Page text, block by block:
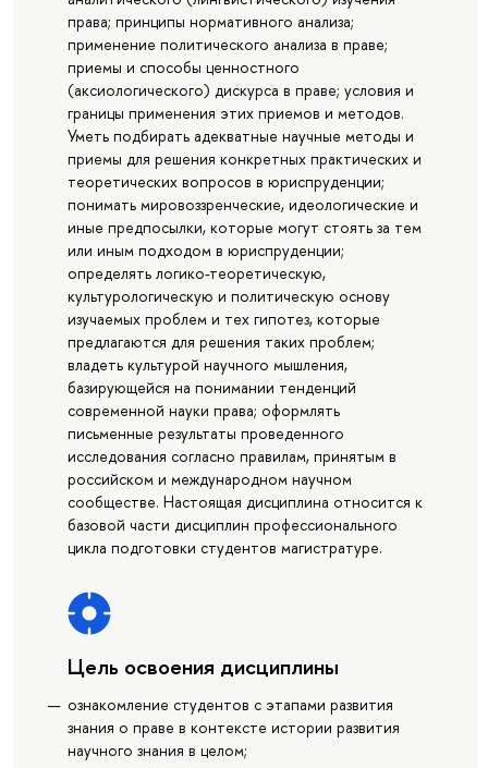
права; принципы нормативного анализа;
применение политического анализа в праве;
приемы и способы ценностного
(аксиологического) дискурса в праве; условия и
границы применения этих приемов и методов.
Уметь подбирать адекватные научные методы и
приемы для решения конкретных практических и
теоретических вопросов в юриспруденции;
понимать мировоззренческие, идеологические и
иные предпосылки, которые могут стоять за тем
или иным подходом в юриспруденции;
определять логико-теоретическую,
культурологическую и политическую основу
изучаемых проблем и тех гипотез, которые
предлагаются для решения таких проблем;
владеть культурой научного мышления,
базирующейся на понимании тенденций
современной науки права; оформлять
письменные результаты проведенного
исследования согласно правилам, принятым в
российском и международном научном
сообществе. Настоящая дисциплина относится к
базовой части дисциплин профессионального
цикла подготовки студентов магистратуре.
Цель освоения дисциплины
ознакомление студентов с этапами развития
знания о праве в контексте истории развития
научного знания в целом;